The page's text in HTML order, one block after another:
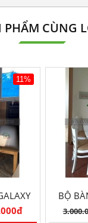
PHẨM CÙNG
11%
BỘ
ĐÁ